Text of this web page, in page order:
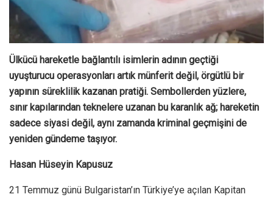
Ülkücü hareketle bağlantılı isimlerin adının geçtiği
uyuşturucu operasyonları artık münferit değil, örgütlü bir
yapının süreklilik kazanan pratiği. Sembollerden yüzlere,
sınır kapılarından teknelere uzanan bu karanlık ağ; hareketin
sadece siyasi değil, aynı zamanda kriminal geçmişini de
yeniden gündeme taşıyor.
Hasan Hüseyin Kapusuz
21 Temmuz günü Bulgaristan’ın Türkiye’ye açılan Kapitan